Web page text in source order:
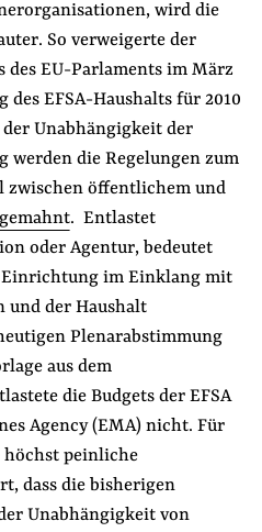
wird die
So verweigerte der
des EU-Parlaments im März
des EFSA-Haushalts für 2010
Unabhängigkeit der
werden die Regelungen zum
zwischen öffentlichem und
. Entlastet
oder Agentur, bedeutet
Einrichtung im Einklang mit
und der Haushalt
Plenarabstimmung
aus dem
die Budgets der EFSA
Agency (EMA) nicht. Für
höchst peinliche
dass die bisherigen
Unabhängigkeit von